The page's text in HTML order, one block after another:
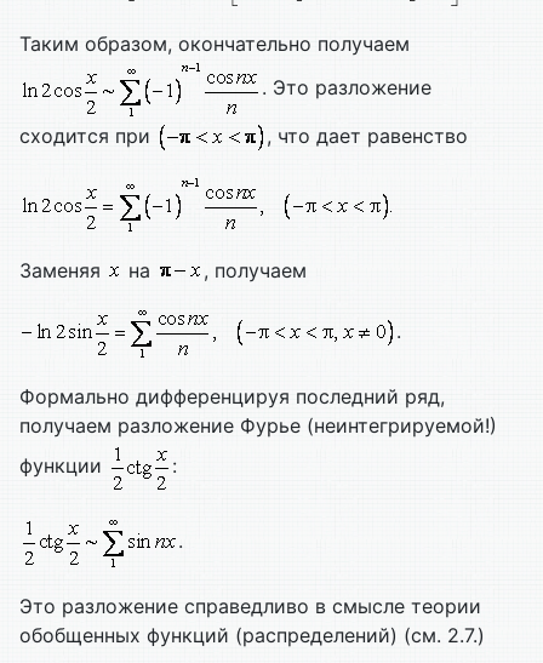
Таким образом, окончательно получаем
. Это разложение
сходится при
, что дает равенство
Заменяя на , получаем
.
Формально дифференцируя последний ряд,
получаем разложение Фурье (неинтегрируемой!)
функции
:
.
Это разложение справедливо в смысле теории
обобщенных функций (распределений) (см. 2.7.)